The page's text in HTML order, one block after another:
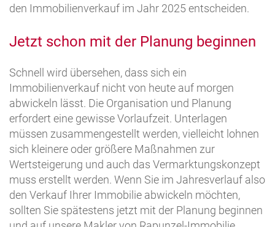
den Immobilienverkauf im Jahr 2025 entscheiden.
Jetzt schon mit der Planung beginnen
Schnell wird übersehen, dass sich ein
Immobilienverkauf nicht von heute auf morgen
abwickeln lässt. Die Organisation und Planung
erfordert eine gewisse Vorlaufzeit. Unterlagen
müssen zusammengestellt werden, vielleicht lohnen
sich kleinere oder größere Maßnahmen zur
Wertsteigerung und auch das Vermarktungskonzept
muss erstellt werden. Wenn Sie im Jahresverlauf also
den Verkauf Ihrer Immobilie abwickeln möchten,
sollten Sie spätestens jetzt mit der Planung beginnen